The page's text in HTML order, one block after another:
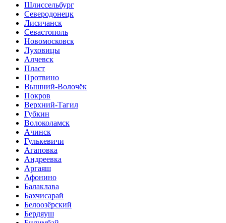
Шлиссельбург
Северодонецк
Лисичанск
Севастополь
Новомосковск
Луховицы
Алчевск
Пласт
Протвино
Вышний-Волочёк
Покров
Верхний-Тагил
Губкин
Волоколамск
Ачинск
Гулькевичи
Агаповка
Андреевка
Аргаяш
Афонино
Балаклава
Бахчисарай
Белоозёрский
Бердяуш